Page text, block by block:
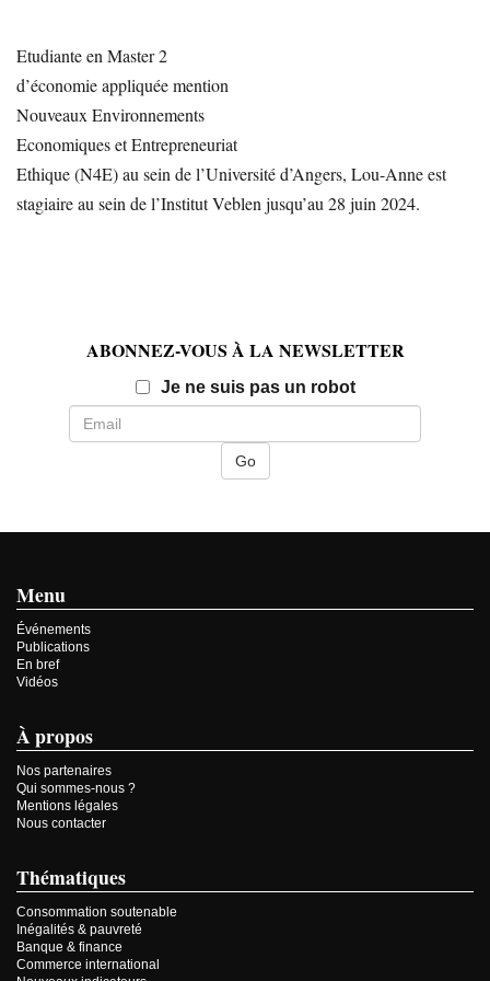
Etudiante en Master 2
d’économie appliquée mention
Nouveaux Environnements
Economiques et Entrepreneuriat
Ethique (N4E) au sein de l’Université d’Angers, Lou-Anne est
stagiaire au sein de l’Institut Veblen jusqu’au 28 juin 2024.
ABONNEZ-VOUS À LA NEWSLETTER
Je ne suis pas un robotEmail
Menu
Événements
Publications
En bref
Vidéos
À propos
Nos partenaires
Qui sommes-nous ?
Mentions légales
Nous contacter
Thématiques
Consommation soutenable
Inégalités & pauvreté
Banque & finance
Commerce international